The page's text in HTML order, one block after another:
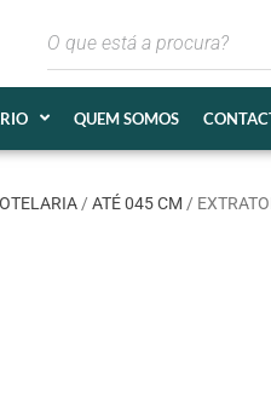
QUEM SOMOS
/ ATÉ 045 CM /